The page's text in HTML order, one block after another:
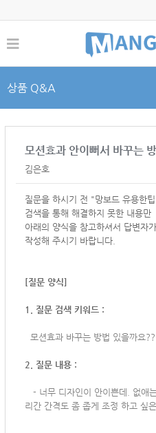
상품 Q&A
모션효과 안이뻐서 바꾸는
김은호
질문을 하시기 전 "망보드 유용한
검색을 통해 해결하지 못한 내용만
아래의 양식을 참고하셔서 답변자
작성해 주시기 바랍니다.
[질문 양식]
1. 질문 검색 키워드 :
모션효과 바꾸는 방법 있을까요
2. 질문 내용 :
- 너무 디자인이 안이쁜데. 없애
리간 간격도 좀 좁게 조정 하고 싶